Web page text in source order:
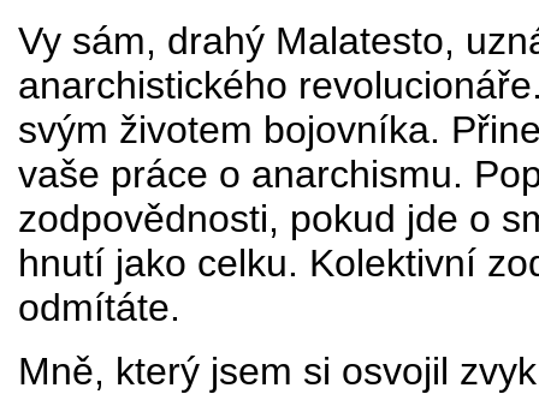
Vy sám, drahý Malatesto,
anarchistického
svým životem bojovníka.
vaše práce o anarchismu.
zodpovědnosti, pokud jde o
hnutí jako celku. Kolektivní
odmítáte.
Mně, který jsem si osvojil